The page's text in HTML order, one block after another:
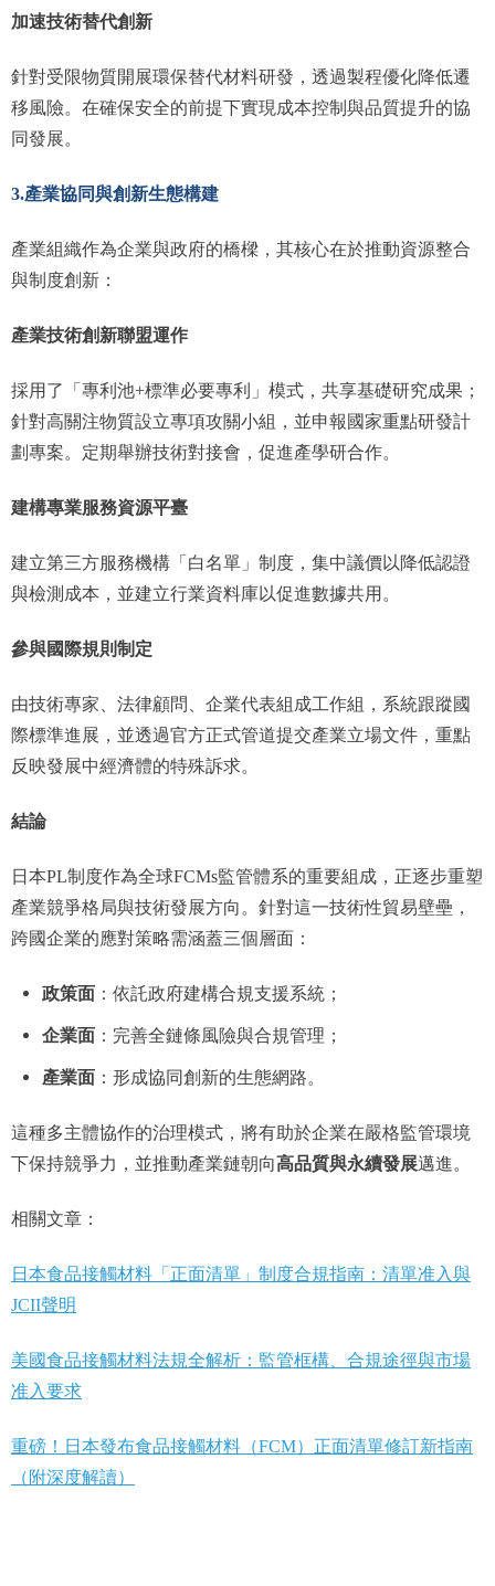
加速技術替代創新
針對受限物質開展環保替代材料研發，透過製程優化降低遷
移風險。在確保安全的前提下實現成本控制與品質提升的協
同發展。
3.產業協同與創新生態構建
產業組織作為企業與政府的橋樑，其核心在於推動資源整合
與制度創新：
產業技術創新聯盟運作
採用了「專利池+標準必要專利」模式，共享基礎研究成果；
針對高關注物質設立專項攻關小組，並申報國家重點研發計
劃專案。定期舉辦技術對接會，促進產學研合作。
建構專業服務資源平臺
建立第三方服務機構「白名單」制度，集中議價以降低認證
與檢測成本，並建立行業資料庫以促進數據共用。
參與國際規則制定
由技術專家、法律顧問、企業代表組成工作組，系統跟蹤國
際標準進展，並透過官方正式管道提交產業立場文件，重點
反映發展中經濟體的特殊訴求。
結論
日本PL制度作為全球FCMs監管體系的重要組成，正逐步重塑
產業競爭格局與技術發展方向。針對這一技術性貿易壁壘，
跨國企業的應對策略需涵蓋三個層面：
政策面 ：依託政府建構合規支援系統；
企業面 ：完善全鏈條風險與合規管理；
產業面 ：形成協同創新的生態網路。
這種多主體協作的治理模式，將有助於企業在嚴格監管環境
下保持競爭力，並推動產業鏈朝向高品質與永續發展邁進。
相關文章：
日本食品接觸材料「正面清單」制度合規指南：清單准入與
JCII聲明
美國食品接觸材料法規全解析：監管框構、合規途徑與市場
准入要求
重磅！日本發布食品接觸材料（FCM）正面清單修訂新指南
（附深度解讀）